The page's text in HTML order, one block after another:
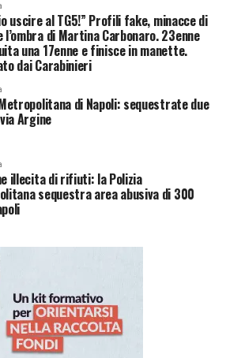
uscire al TG5!” Profili fake, minacce di
l’ombra di Martina Carbonaro. 23enne
una 17enne e finisce in manette.
dai Carabinieri
di Napoli: sequestrate due
Argine
illecita di rifiuti: la Polizia
sequestra area abusiva di 300